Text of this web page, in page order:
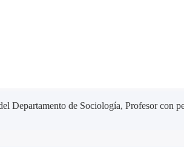
de Sociología, Profesor con